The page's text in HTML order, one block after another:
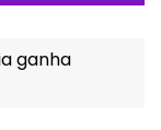
ganha